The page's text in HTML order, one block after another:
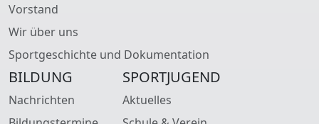
Vorstand
Wir über uns
Sportgeschichte und Dokumentation
BILDUNG
Nachrichten
SPORTJUGEND
Aktuelles